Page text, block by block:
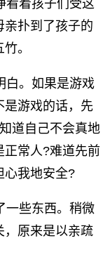
着孩子们受这
亲扑到了孩子的
。
。如果是游戏
是游戏的话，先
道自己不会真地
正常人?难道先前
心我地安全?
些东西。稍微
，原来是以亲疏